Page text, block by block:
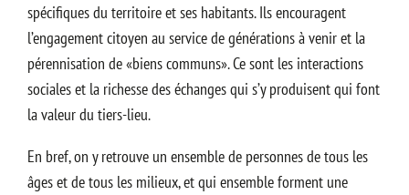
spécifiques du territoire et ses habitants. Ils encouragent
l’engagement citoyen au service de générations à venir et la
pérennisation de «biens communs». Ce sont les interactions
sociales et la richesse des échanges qui s’y produisent qui font
la valeur du tiers-lieu.
En bref, on y retrouve un ensemble de personnes de tous les
âges et de tous les milieux, et qui ensemble forment une